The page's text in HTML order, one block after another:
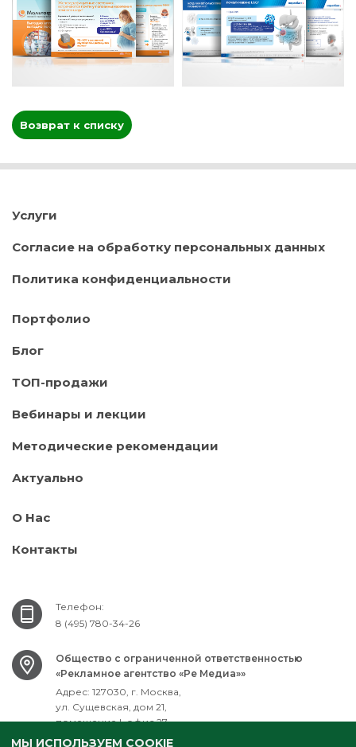
Возврат к списку
Услуги
Согласие на обработку персональных данных
Политика конфиденциальности
Портфолио
Блог
ТОП-продажи
Вебинары и лекции
Методические рекомендации
Актуально
О Нас
Контакты
Телефон:
8 (495) 780-34-26
Общество с ограниченной ответственностью
«Рекламное агентство «Ре Медиа»»
Адрес: 127030, г. Москва,
ул. Сущевская, дом 21,
помещение I, офис 27
ИНН: 7701751061
МЫ ИСПОЛЬЗУЕМ COOKIE